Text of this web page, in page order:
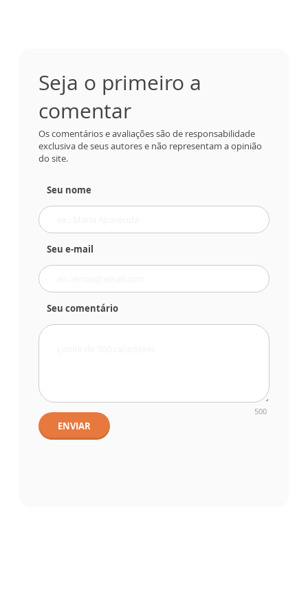
Seja o primeiro a
comentar
Os comentários e avaliações são de responsabilidade
exclusiva de seus autores e não representam a opinião
do site.
Seu nome
Seu e-mail
Seu comentário
500
ENVIAR